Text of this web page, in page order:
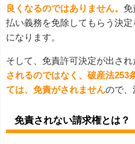
良くなるのではありません。 免
払い義務を免除してもらう決
になります。
そして、免責許可決定が出され
されるのではなく、破産法253
ては、免責がされませんので、
免責されない請求権とは？